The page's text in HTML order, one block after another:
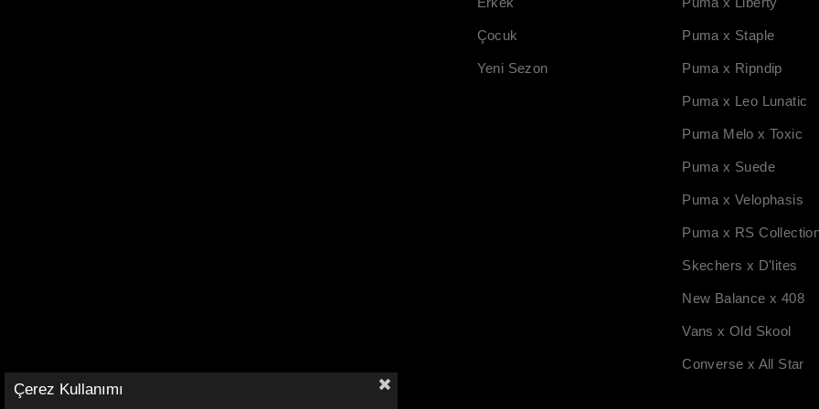
Çocuk
Yeni Sezon
Puma x Staple
Puma x Ripndip
Puma x Leo Lunatic
Puma Melo x Toxic
Puma x Suede
Puma x Velophasis
Puma x RS
Skechers x D'lites
New Balance x 408
Vans x Old Skool
Converse x All Star
Çerez Kullanımı